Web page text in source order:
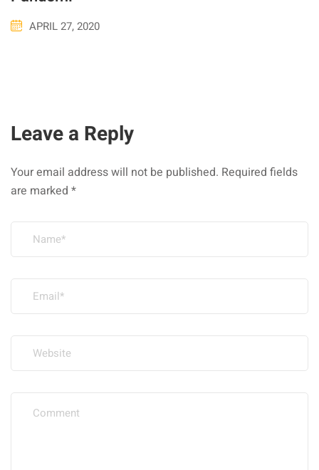
APRIL 27, 2020
Leave a Reply
Your email address will not be published. Required fields
are marked *